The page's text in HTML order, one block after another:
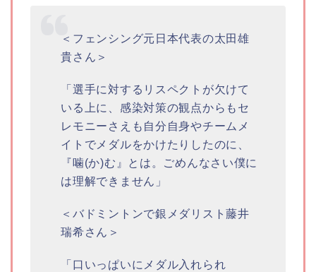
＜フェンシング元日本代表の太田雄
貴さん＞
「選手に対するリスペクトが欠けて
いる上に、感染対策の観点からもセ
レモニーさえも自分自身やチームメ
イトでメダルをかけたりしたのに、
『噛(か)む』とは。ごめんなさい僕に
は理解できません」
＜バドミントンで銀メダリスト藤井
瑞希さん＞
「口いっぱいにメダル入れられ